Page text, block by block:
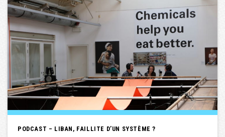
PODCAST – LIBAN, FAILLITE D’UN SYSTÈME ?